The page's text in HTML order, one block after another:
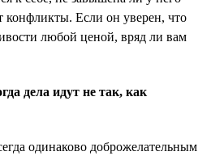
конфликты. Если он уверен, что
любой ценой, вряд ли вам
дела идут не так, как
одинаково доброжелательным